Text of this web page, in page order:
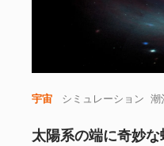
宇宙 シミュレーション 潮
太陽系の端に奇妙